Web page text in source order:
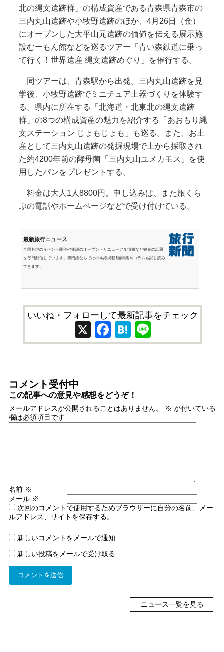
北の縄文遺跡群」の構成資産である青森県青森市の
三内丸山遺跡や小牧野遺跡のほか、4月26日（金）
にオープンした大平山元遺跡の価値を伝える展示施
設むーもん館などを巡るツアー「青い森鉄道に乗っ
て行く！世界遺産 縄文遺跡めぐり」を催行する。
同ツアーは、青森駅から出発。三内丸山遺跡を見
学後、小牧野遺跡でミニチュア土器づくりを体験す
る。県内に所在する「北海道・北東北の縄文遺跡
群」の8つの構成資産の魅力を紹介する「あおもり縄
文ステーション じょもじょも」も巡る。また、お土
産として三内丸山遺跡の発掘現場で土から採取され
た約4200年前の酵母菌「三内丸山ユメカモス」を使
用したパンをプレゼントする。
料金は大人1人8800円。申し込みは、また旅くら
ぶの電話やホームページなどで受け付けている。
最新旅行ニュース
全国各地のイベント開催や施設のオープン・リニューアル情報など観光の話題
を毎日配信しています。専門紙ならではの本紙掲載1面特集やコラムも試し読み
できます。
いいね・フォローして最新記事をチェック
X Facebook
Hatena
コメント受付中
この記事への意見や感想をどうぞ！
メールアドレスが公開されることはありません。 ※ が付いている
欄は必須項目です
名前 ※
メール ※
次回のコメントで使用するためブラウザーに自分の名前、メー
ルアドレス、サイトを保存する。
新しいコメントをメールで通知
新しい投稿をメールで受け取る
ニュース一覧を見る